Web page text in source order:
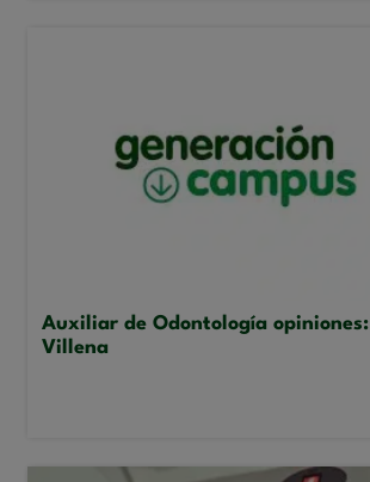
Auxiliar de Odontología
Villena